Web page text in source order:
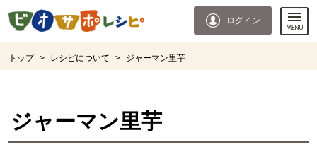
ページの先頭です。
ログイン
トップ > レシピについて > ジャーマン里芋
ジャーマン里芋